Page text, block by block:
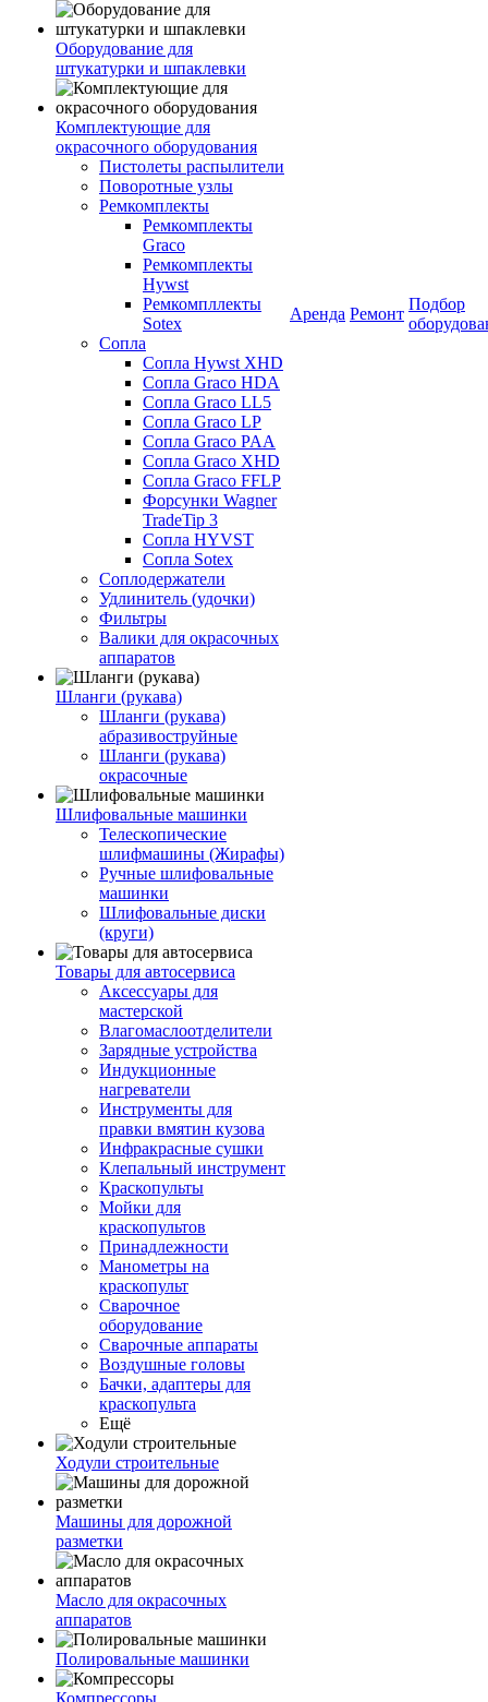
Оборудование для
штукатурки и шпаклевки
Комплектующие для
окрасочного оборудования
Пистолеты распылители
Поворотные узлы
Ремкомплекты
Ремкомплекты
Graco
Ремкомплекты
Hywst
Ремкомпллекты
Sotex
Сопла
Сопла Hywst XHD
Сопла Graco HDA
Сопла Graco LL5
Сопла Graco LP
Сопла Graco PAA
Сопла Graco XHD
Сопла Graco FFLP
Форсунки Wagner
TradeTip 3
Сопла HYVST
Сопла Sotex
Соплодержатели
Удлинитель (удочки)
Фильтры
Валики для окрасочных
аппаратов
Шланги (рукава)
Шланги (рукава)
абразивоструйные
Шланги (рукава)
окрасочные
Шлифовальные машинки
Телескопические
шлифмашины (Жирафы)
Ручные шлифовальные
машинки
Шлифовальные диски
(круги)
Товары для автосервиса
Аксессуары для
мастерской
Влагомаслоотделители
Зарядные устройства
Индукционные
нагреватели
Инструменты для
правки вмятин кузова
Инфракрасные сушки
Клепальный инструмент
Краскопульты
Мойки для
краскопультов
Принадлежности
Манометры на
краскопульт
Сварочное
оборудование
Сварочные аппараты
Воздушные головы
Бачки, адаптеры для
краскопульта
Ещё
Ходули строительные
Машины для дорожной
разметки
Масло для окрасочных
аппаратов
Полировальные машинки
Компрессоры
Аренда Ремонт
Подбор